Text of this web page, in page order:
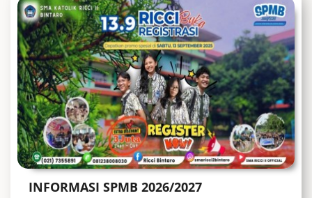
INFORMASI SPMB 2026/2027